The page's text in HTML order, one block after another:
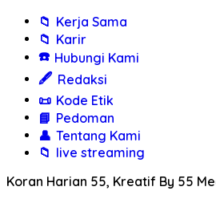
📁 Kerja Sama
📁 Karir
☎️ Hubungi Kami
🖋️ Redaksi
📜 Kode Etik
📘 Pedoman
👤 Tentang Kami
📁 live streaming
Koran Harian 55, Kreatif By 55